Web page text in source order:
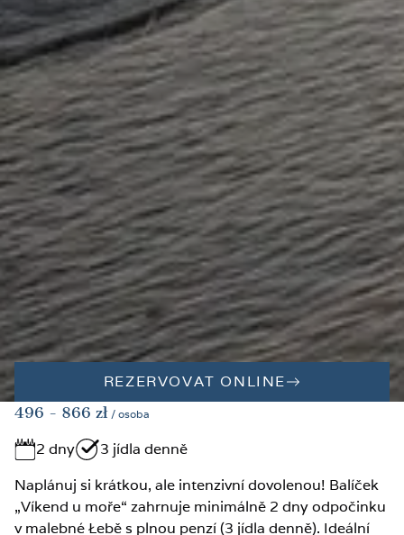
REZERVOVAT ONLINE
496 - 866 zł / osoba
2 dny
3 jídla denně
Naplánuj si krátkou, ale intenzivní dovolenou! Balíček
„Víkend u moře“ zahrnuje minimálně 2 dny odpočinku
v malebné Łebě s plnou penzí (3 jídla denně). Ideální